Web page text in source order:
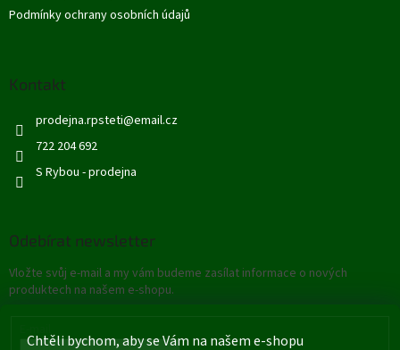
Chtěli bychom, aby se Vám na našem e-shopu
Podmínky ochrany osobních údajů
Kontakt
prodejna.rpsteti@email.cz
722 204 692
S Rybou - prodejna
Odebírat newsletter
Vložte svůj e-mail a my vám budeme zasílat informace o nových
produktech na našem e-shopu.